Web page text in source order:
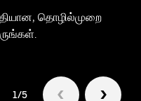
தொழில்முறை
1/5